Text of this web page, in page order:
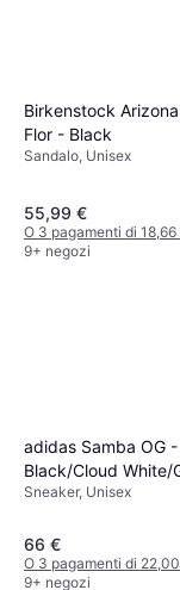
Birkenstock
Flor - Black
Sandalo, Unisex
55,99 €
O 3 pagamenti di 18,66
9+ negozi
adidas Samba OG
Black/Cloud White/
Sneaker, Unisex
66 €
O 3 pagamenti di
9+ negozi